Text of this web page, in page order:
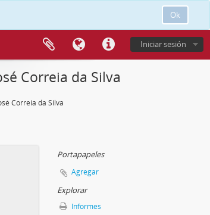
Ok
Iniciar sesión
Correia da Silva
Correia da Silva
Portapapeles
Agregar
Explorar
Informes